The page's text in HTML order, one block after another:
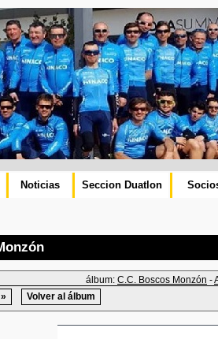
Noticias Seccion Duatlon
álbum: C.C. Boscos Monzón -
Volver al álbum